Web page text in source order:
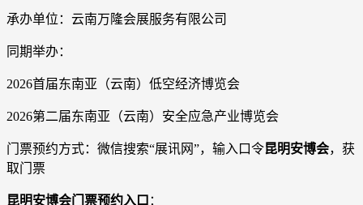
承办单位：云南万隆会展服务有限公司
同期举办：
2026首届东南亚（云南）低空经济博览会
2026第二届东南亚（云南）安全应急产业博览会
门票预约方式：微信搜索“展讯网”，输入口令昆明安博会，获
取门票
昆明安博会门票预约入口 ：